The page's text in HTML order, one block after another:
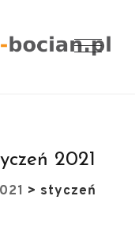
2021
> styczeń